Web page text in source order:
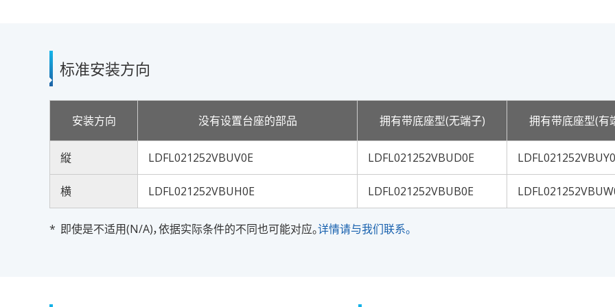
标准安装方向
安装方向 没有设置台座的部品 拥有带底座型(无端子) 拥有带底座型(有
縦 LDFL021252VBUV0E LDFL021252VBUD0E
横 LDFL021252VBUH0E LDFL021252VBUB0E
即使是不适用(N/A)，依据实际条件的不同也可能对应。详情请与我们联系。